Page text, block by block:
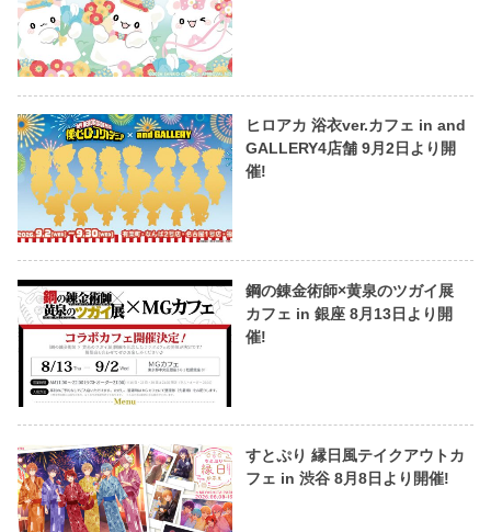
ヒロアカ 浴衣ver.カフェ in and
GALLERY4店舗 9月2日より開
催!
鋼の錬金術師×黄泉のツガイ展
カフェ in 銀座 8月13日より開
催!
すとぷり 縁日風テイクアウトカ
フェ in 渋谷 8月8日より開催!